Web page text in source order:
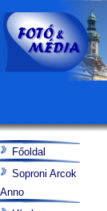
Főoldal
Soproni Arcok
Anno